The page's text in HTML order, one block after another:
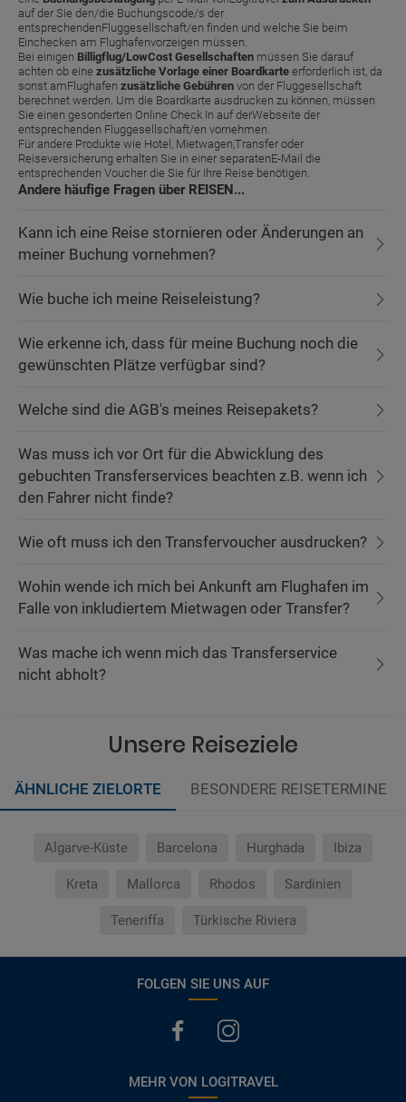
auf der Sie den/die Buchungscode/s der
entsprechendenFluggesellschaft/en finden und welche Sie beim
Einchecken am Flughafenvorzeigen müssen.
Bei einigen Billigflug/LowCost Gesellschaften müssen Sie darauf
achten ob eine zusätzliche Vorlage einer Boardkarte erforderlich ist, da
sonst amFlughafen zusätzliche Gebühren von der Fluggesellschaft
berechnet werden. Um die Boardkarte ausdrucken zu können, müssen
Sie einen gesonderten Online Check In auf derWebseite der
entsprechenden Fluggesellschaft/en vornehmen.
Für andere Produkte wie Hotel, Mietwagen,Transfer oder
Reiseversicherung erhalten Sie in einer separatenE-Mail die
entsprechenden Voucher die Sie für Ihre Reise benötigen.
Andere häufige Fragen über REISEN...
Kann ich eine Reise stornieren oder Änderungen an
meiner Buchung vornehmen?
Wie buche ich meine Reiseleistung?
Wie erkenne ich, dass für meine Buchung noch die
gewünschten Plätze verfügbar sind?
Welche sind die AGB's meines Reisepakets?
Was muss ich vor Ort für die Abwicklung des
gebuchten Transferservices beachten z.B. wenn ich
den Fahrer nicht finde?
Wie oft muss ich den Transfervoucher ausdrucken?
Wohin wende ich mich bei Ankunft am Flughafen im
Falle von inkludiertem Mietwagen oder Transfer?
Was mache ich wenn mich das Transferservice
nicht abholt?
Unsere Reiseziele
ÄHNLICHE ZIELORTE BESONDERE REISETERMINE
Algarve-Küste Barcelona Hurghada Ibiza
Kreta Mallorca Rhodos Sardinien
Teneriffa Türkische Riviera
FOLGEN SIE UNS AUF
MEHR VON LOGITRAVEL